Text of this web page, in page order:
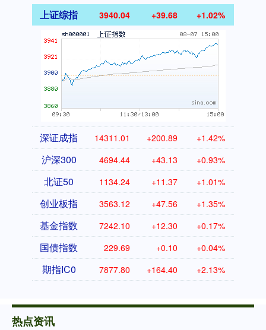
上证综指 3940.04 +39.68 +1.02%
深证成指 14311.01 +200.89 +1.42%
沪深300 4694.44 +43.13 +0.93%
北证50 1134.24 +11.37 +1.01%
创业板指 3563.12 +47.56 +1.35%
基金指数 7242.10 +12.30 +0.17%
国债指数 229.69 +0.10 +0.04%
期指IC0 7877.80 +164.40 +2.13%
热点资讯